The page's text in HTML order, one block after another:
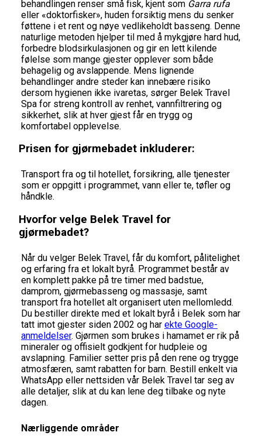
behandlingen renser små fisk, kjent som Garra rufa
eller «doktorfisker», huden forsiktig mens du senker
føttene i et rent og nøye vedlikeholdt basseng. Denne
naturlige metoden hjelper til med å mykgjøre hard hud,
forbedre blodsirkulasjonen og gir en lett kilende
følelse som mange gjester opplever som både
behagelig og avslappende. Mens lignende
behandlinger andre steder kan innebære risiko
dersom hygienen ikke ivaretas, sørger Belek Travel
Spa for streng kontroll av renhet, vannfiltrering og
sikkerhet, slik at hver gjest får en trygg og
komfortabel opplevelse.
Prisen for gjørmebadet inkluderer:
Transport fra og til hotellet, forsikring, alle tjenester
som er oppgitt i programmet, vann eller te, tøfler og
håndkle.
Hvorfor velge Belek Travel for
gjørmebadet?
Når du velger Belek Travel, får du komfort, pålitelighet
og erfaring fra et lokalt byrå. Programmet består av
en komplett pakke på tre timer med badstue,
damprom, gjørmebasseng og massasje, samt
transport fra hotellet alt organisert uten mellomledd.
Du bestiller direkte med et lokalt byrå i Belek som har
tatt imot gjester siden 2002 og har ekte Google-
anmeldelser. Gjørmen som brukes i hamamet er rik på
mineraler og offisielt godkjent for hudpleie og
avslapning. Familier setter pris på den rene og trygge
atmosfæren, samt rabatten for barn. Bestill enkelt via
WhatsApp eller nettsiden vår Belek Travel tar seg av
alle detaljer, slik at du kan lene deg tilbake og nyte
dagen.
Nærliggende områder